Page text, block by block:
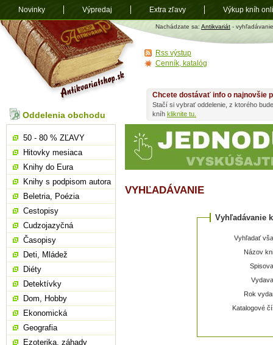
Antikvariát
shop.sk
Nachádzate sa: Antikvariát - vyhľadávanie
VYHĽADÁVANIE
Vyhľadávanie
Vyhľadať
Názov
Rok
Katalogové
Chcete dostávať info o najnovšie
Stačí si vybrať oddelenie, z ktorého
kníh kliknite tu.
Oddelenia obchodu
50 - 80 % ZĽAVY
Hitovky mesiaca
Knihy do Eura
Knihy s podpisom autora
Beletria, Poézia
Cestopisy
Cudzojazyčná
Časopisy
Deti, Mládež
Diéty
Detektívky
Dom, Hobby
Ekonomická
Geografia
Ezoterika, záhady
Rss výstup
Cenník, katalóg
Novinky Výpredaj Extra zľavy Výkup kníh